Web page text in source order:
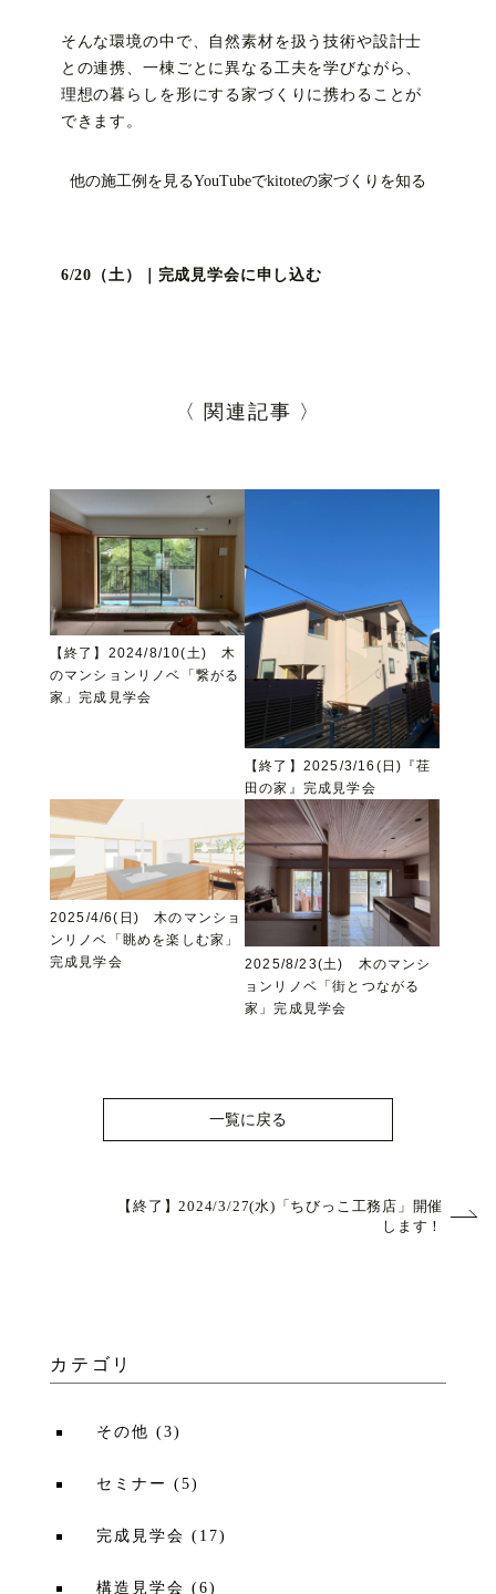
そんな環境の中で、自然素材を扱う技術や設計士
との連携、一棟ごとに異なる工夫を学びながら、
理想の暮らしを形にする家づくりに携わることが
できます。
他の施工例を見るYouTubeでkitoteの家づくりを知る
6/20（土）｜完成見学会に申し込む
〈 関連記事 〉
【終了】2024/8/10(土) 木
のマンションリノベ「繋がる
家」完成見学会
【終了】2025/3/16(日)『荏
田の家』完成見学会
2025/4/6(日) 木のマンショ
ンリノベ「眺めを楽しむ家」
完成見学会
2025/8/23(土) 木のマンシ
ョンリノベ「街とつながる
家」完成見学会
一覧に戻る
【終了】2024/3/27(水)「ちびっこ工務店」開催
します！
カテゴリ
その他 (3)
セミナー (5)
完成見学会 ( 17)
構造見学会 (6)